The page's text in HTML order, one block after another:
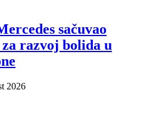
sačuvao
za razvoj bolida u
2026